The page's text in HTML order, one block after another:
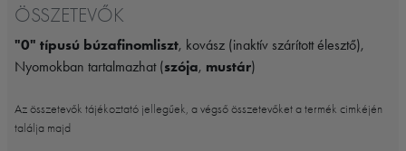
ÖSSZETEVŐK
"0" típusú búzafinomliszt, kovász (inaktív szárított élesztő),
Nyomokban tartalmazhat (szója, mustár)
Az összetevők tájékoztató jellegűek, a végső összetevőket a termék cimkéjén
találja majd